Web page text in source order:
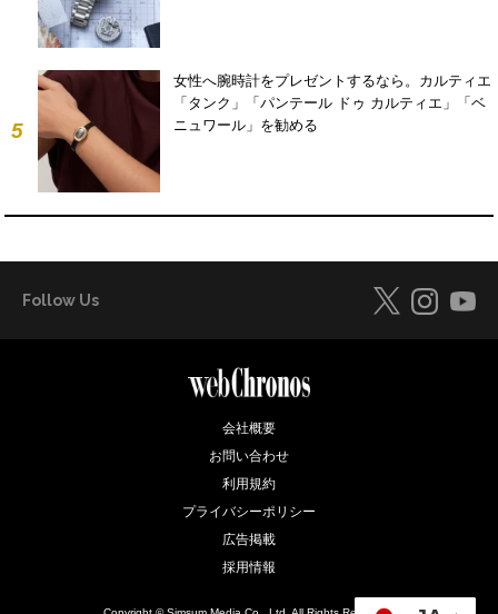
5
女性へ腕時計をプレゼントするなら。カルティエ
「タンク」「パンテール ドゥ カルティエ」「ベ
ニュワール」を勧める
Follow Us
会社概要
お問い合わせ
利用規約
プライバシーポリシー
広告掲載
採用情報